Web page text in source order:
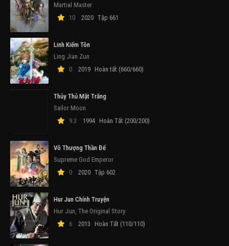
Martial Master
10
2020 Tập 661
Linh Kiếm Tôn
Ling Jian Zun
0
2019 Hoàn tất (660/660)
Thủy Thủ Mặt Trăng
Sailor Moon
9.3
1994 Hoàn Tất (200/200)
Vô Thượng Thần Đế
Supreme God Emperor
0
2020 Tập 602
Hur Jun Chính Truyện
Hur Jun, The Original Story
6
2013 Hoàn Tất (110/110)